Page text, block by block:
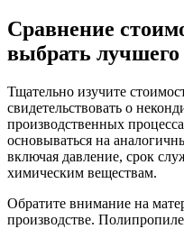
Сравнение
выбрать лучшего
Тщательно изучите
свидетельствовать о
производственных
основываться на
включая давление, срок
химическим веществам.
Обратите внимание на
производстве.